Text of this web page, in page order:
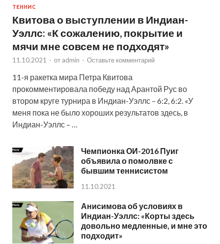
ТЕННИС
Квитова о выступлении в Индиан-
Уэллс: «К сожалению, покрытие и
мячи мне совсем не подходят»
11.10.2021 - от admin - Оставьте комментарий
11-я ракетка мира Петра Квитова
прокомментировала победу над Арантой Рус во
втором круге турнира в Индиан-Уэллс – 6:2, 6:2. «У
меня пока не было хороших результатов здесь, в
Индиан-Уэллс – …
Чемпионка ОИ-2016 Пуиг
объявила о помолвке с
бывшим теннисистом
11.10.2021
Анисимова об условиях в
Индиан-Уэллс: «Корты здесь
довольно медленные, и мне это
подходит»